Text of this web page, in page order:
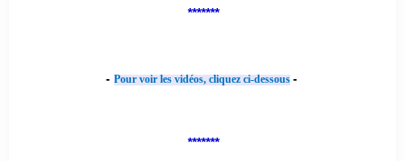
*******
- Pour voir les vidéos, cliquez ci-dessous -
*******